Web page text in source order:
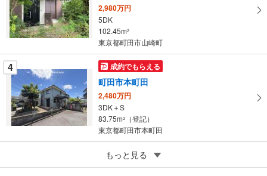
す
る
2,980万円
5DK
102.45m2
東京都町田市山崎町
4 成約でもらえる
町田市本町田
2,480万円
3DK＋S
83.75m2
（登記）
東京都町田市本町田
成約でもらえる
町田市相原町
もっと見る